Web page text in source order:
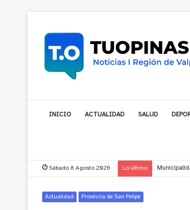
INICIO ACTUALIDAD SALUD
Sábado 8 Agosto 2026 Lo último
Actualidad Provincia de San Felipe